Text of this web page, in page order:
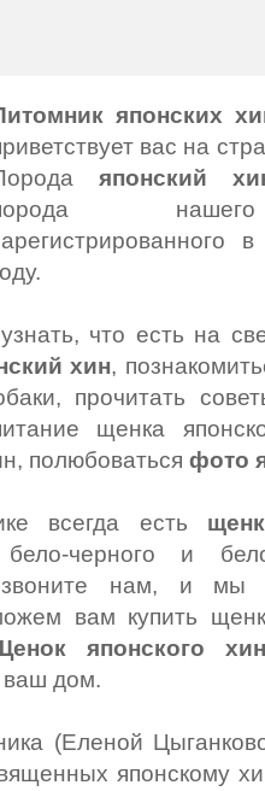
японских
вас на
японский
что есть на
хин,
прочитать
щенка
полюбоваться фото
всегда есть
черного и
звоните нам, и мы
вам купить
японского
ваш дом.
(Еленой
японскому